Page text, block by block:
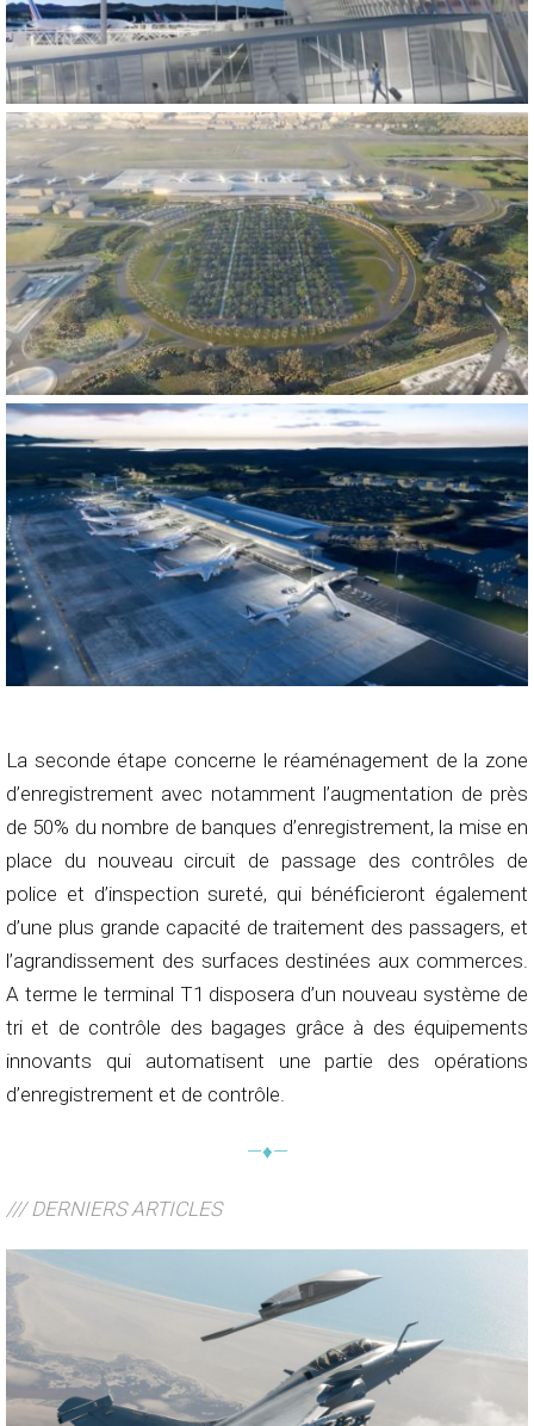
La seconde étape concerne le réaménagement de la zone
d’enregistrement avec notamment l’augmentation de près
de 50% du nombre de banques d’enregistrement, la mise en
place du nouveau circuit de passage des contrôles de
police et d’inspection sureté, qui bénéficieront également
d’une plus grande capacité de traitement des passagers, et
l’agrandissement des surfaces destinées aux commerces.
A terme le terminal T1 disposera d’un nouveau système de
tri et de contrôle des bagages grâce à des équipements
innovants qui automatisent une partie des opérations
d’enregistrement et de contrôle.
—♦—
/// DERNIERS ARTICLES